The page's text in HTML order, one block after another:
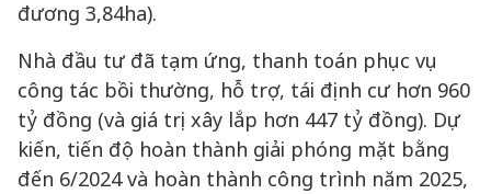
đương 3,84ha).
Nhà đầu tư đã tạm ứng, thanh toán phục vụ
công tác bồi thường, hỗ trợ, tái định cư hơn 960
tỷ đồng (và giá trị xây lắp hơn 447 tỷ đồng). Dự
kiến, tiến độ hoàn thành giải phóng mặt bằng
đến 6/2024 và hoàn thành công trình năm 2025,